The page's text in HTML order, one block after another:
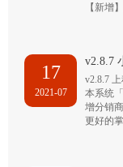
【新增
17
2021-07
v2.8.7
v2.8.7
本系统
增分销
更好的